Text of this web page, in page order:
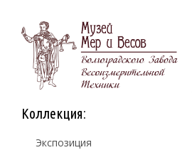
Коллекция:
Экспозиция